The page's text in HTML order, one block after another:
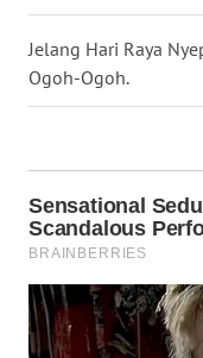
Jelang Hari Raya
Ogoh-Ogoh.
WN
LABUANBAJO
Wahana
Media
Group
WAHANA
NEWS